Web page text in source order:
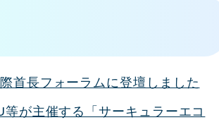
首長フォーラムに登壇しました
が主催する「サーキュラーエコ